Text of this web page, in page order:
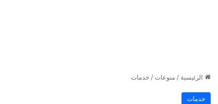
الرئيسية / منوعات / خدمات
خدمات